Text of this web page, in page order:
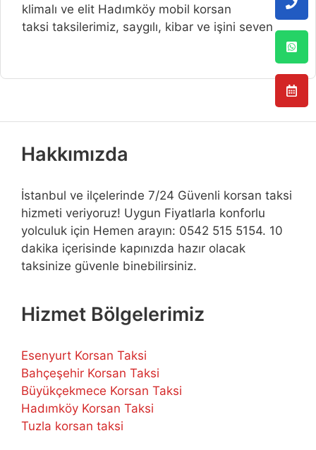
klimalı ve elit Hadımköy mobil korsan
taksi taksilerimiz, saygılı, kibar ve işini seven
Hakkımızda
İstanbul ve ilçelerinde 7/24 Güvenli korsan taksi
hizmeti veriyoruz! Uygun Fiyatlarla konforlu
yolculuk için Hemen arayın: 0542 515 5154. 10
dakika içerisinde kapınızda hazır olacak
taksinize güvenle binebilirsiniz.
Hizmet Bölgelerimiz
Esenyurt Korsan Taksi
Bahçeşehir Korsan Taksi
Büyükçekmece Korsan Taksi
Hadımköy Korsan Taksi
Tuzla korsan taksi